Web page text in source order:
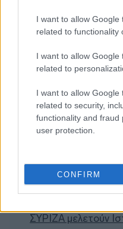
I want to allow Google
related to functionality
I want to allow Google
related to
I want to allow Google
related to security,
functionality and
user protection.
CONFIRM
Διαβάζονται αυτή τη
Η γαλάζια «θετική
ΣΥΡΙΖΑ μελετούν